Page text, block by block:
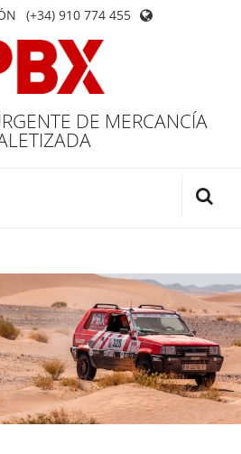
(+34) 910 774 455
DE MERCANCÍA